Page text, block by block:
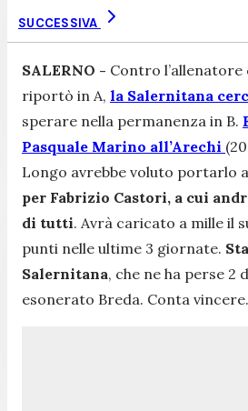
SUCCESSIVA
SALERNO - Contro l’allenatore
riportò in A, la Salernitana
sperare nella permanenza in B.
Pasquale Marino all’Arechi
Longo avrebbe voluto portarlo
per Fabrizio Castori, a cui
di tutti. Avrà caricato a mille il
punti nelle ultime 3 giornate.
Salernitana, che ne ha perse 2
esonerato Breda. Conta vincere.